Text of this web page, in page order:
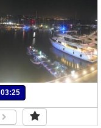
03:25